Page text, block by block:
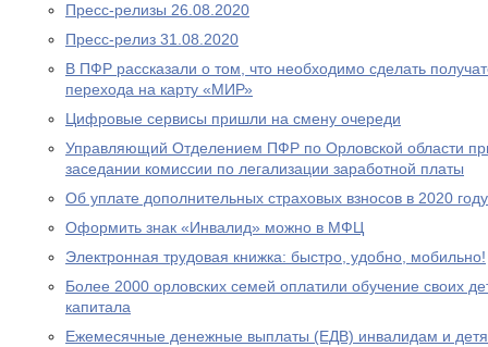
Пресс-релизы 26.08.2020
Пресс-релиз 31.08.2020
В ПФР рассказали о том, что необходимо сделать
перехода на карту «МИР»
Цифровые сервисы пришли на смену очереди
Управляющий Отделением ПФР по Орловской области
заседании комиссии по легализации заработной платы
Об уплате дополнительных страховых взносов в 2020 году
Оформить знак «Инвалид» можно в МФЦ
Электронная трудовая книжка: быстро, удобно, мобильно!
Более 2000 орловских семей оплатили обучение своих
капитала
Ежемесячные денежные выплаты (ЕДВ) инвалидам и